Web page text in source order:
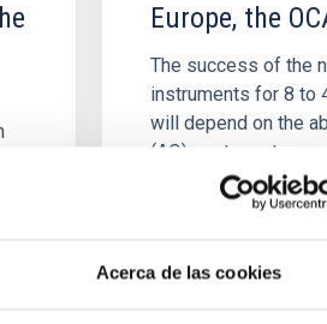
Acerca de las cookies
Europe, the
The success of the
instruments for 8 to
will depend on the
(AO) systems to